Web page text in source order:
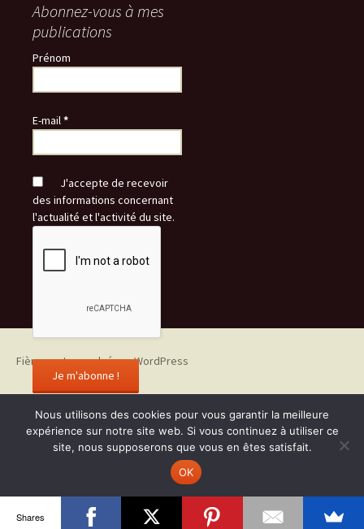
Abonnez-vous à mes
publications
Prénom
E-mail*
J'accepte de recevoir
des informations concernant
l'actualité et l'activité du site.
Fièrement propulsé par WordPress
Nous utilisons des cookies pour vous garantir la meilleure
expérience sur notre site web. Si vous continuez à utiliser ce
site, nous supposerons que vous en êtes satisfait.
OK
Shares